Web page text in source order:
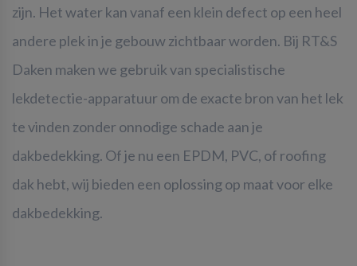
zijn. Het water kan vanaf een klein defect op een heel
andere plek in je gebouw zichtbaar worden. Bij RT&S
Daken maken we gebruik van specialistische
lekdetectie-apparatuur om de exacte bron van het lek
te vinden zonder onnodige schade aan je
dakbedekking. Of je nu een EPDM, PVC, of roofing
dak hebt, wij bieden een oplossing op maat voor elke
dakbedekking.